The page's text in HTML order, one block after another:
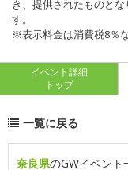
き、提供されたものと
す。
※表示料金は消費税8％
イベント詳細
トップ
一覧に戻る
奈良県のGWイベント